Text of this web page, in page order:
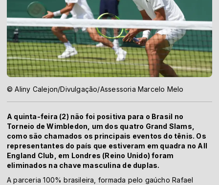
© Aliny Calejon/Divulgação/Assessoria Marcelo Melo
A quinta-feira (2) não foi positiva para o Brasil no
Torneio de Wimbledon, um dos quatro Grand Slams,
como são chamados os principais eventos do tênis. Os
representantes do país que estiveram em quadra no All
England Club, em Londres (Reino Unido) foram
eliminados na chave masculina de duplas.
A parceria 100% brasileira, formada pelo gaúcho Rafael